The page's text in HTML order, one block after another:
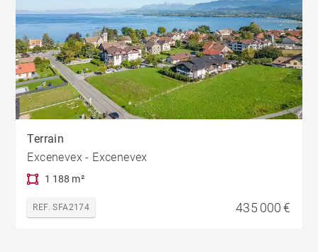
Terrain
Excenevex - Excenevex
1 188 m²
REF. SFA2174 435 000 €